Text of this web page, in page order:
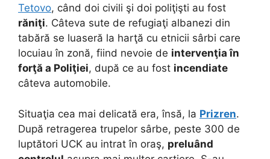
Tetovo, când doi civili şi doi poliţişti au fost
răniţi. Câteva sute de refugiaţi albanezi din
tabără se luaseră la harţă cu etnicii sârbi care
locuiau în zonă, fiind nevoie de intervenţia în
forţă a Poliţiei, după ce au fost incendiate
câteva automobile.
Situaţia cea mai delicată era, însă, la Prizren.
După retragerea trupelor sârbe, peste 300 de
luptători UCK au intrat în oraş, preluând